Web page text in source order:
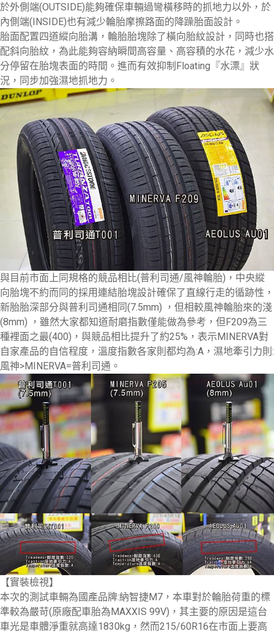
於外側端(OUTSIDE)能夠確保車輛過彎橫移時的抓地力以外，於
內側端(INSIDE)也有減少輪胎摩擦路面的降躁胎面設計。
胎面配置四道縱向胎溝，輪胎胎塊除了橫向胎紋設計，同時也搭
配斜向胎紋，為此能夠容納瞬間高容量、高容積的水花，減少水
分停留在胎塊表面的時間。進而有效抑制Floating『水漂』狀
況，同步加強濕地抓地力。
與目前市面上同規格的競品相比(普利司通/風神輪胎)，中央縱
向胎塊不約而同的採用連結胎塊設計確保了直線行走的循跡性，
新胎胎深部分與普利司通相同(7.5mm) ，但相較風神輪胎來的淺
(8mm) ，雖然大家都知道耐磨指數僅能做為參考，但F209為三
種裡面之最(400)，與競品相比提升了約25%，表示 MINERVA對
自家產品的自信程度，溫度指數各家則都均為:A，濕地牽引力則:
風神>MINERVA=普利司通。
【實裝檢視】
本次的測試車輛為國產品牌:納智捷M7，本車對於輪胎荷重的標
準較為嚴苛(原廠配車胎為MAXXIS 99V)，其主要的原因是這台
車光是車體淨重就高達1830kg，然而215/60R16在市面上要高